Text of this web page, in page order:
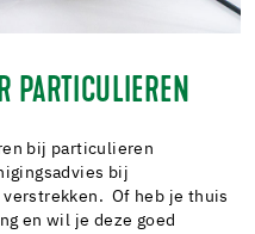
PARTICULIEREN
bij particulieren
bij
Of heb je thuis
en wil je deze goed